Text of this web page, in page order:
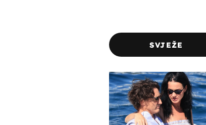
SVJEŽE